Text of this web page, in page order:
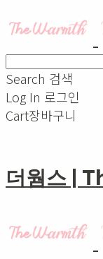
Search 검색
Log In 로그인
Cart장바구니
더웜스 |